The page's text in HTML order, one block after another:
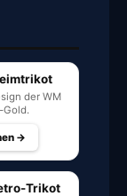
der WM
Gold.
→
Trikot